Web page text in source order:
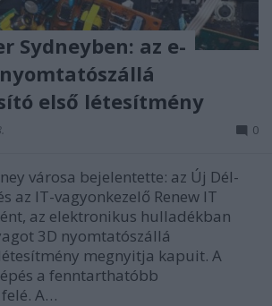
Sydneyben: az e-
első létesítmény
0
városa bejelentette: az Új Dél-
az IT-vagyonkezelő Renew IT
az elektronikus hulladékban
3D nyomtatószállá
megnyitja kapuit. A
a fenntarthatóbb
A…